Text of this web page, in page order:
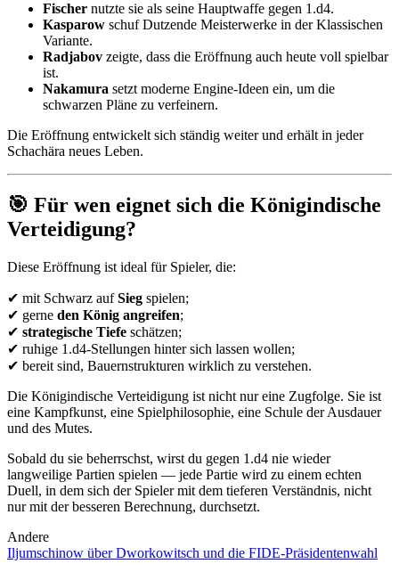
Fischer nutzte sie als seine Hauptwaffe gegen 1.d4.
Kasparow schuf Dutzende Meisterwerke in der Klassischen
Variante.
Radjabov zeigte, dass die Eröffnung auch heute voll spielbar
ist.
Nakamura setzt moderne Engine-Ideen ein, um die
schwarzen Pläne zu verfeinern.
Die Eröffnung entwickelt sich ständig weiter und erhält in jeder
Schachära neues Leben.
🎯 Für wen eignet sich die Königindische
Verteidigung?
Diese Eröffnung ist ideal für Spieler, die:
✔ mit Schwarz aufSieg spielen;
✔ gerne den König angreifen;
✔ strategische Tiefe schätzen;
✔ ruhige 1.d4-Stellungen hinter sich lassen wollen;
✔ bereit sind, Bauernstrukturen wirklich zu verstehen.
Die Königindische Verteidigung ist nicht nur eine Zugfolge. Sie ist
eine Kampfkunst, eine Spielphilosophie, eine Schule der Ausdauer
und des Mutes.
Sobald du sie beherrschst, wirst du gegen 1.d4 nie wieder
langweilige Partien spielen — jede Partie wird zu einem echten
Duell, in dem sich der Spieler mit dem tieferen Verständnis, nicht
nur mit der besseren Berechnung, durchsetzt.
Andere
Iljumschinow über Dworkowitsch und die FIDE-Präsidentenwahl